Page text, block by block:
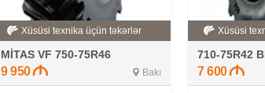
Xüsüsi texnika üçün təkərlər
MİTAS VF 750-75R46
9 950 Bakı
Xüsüsi
7 600